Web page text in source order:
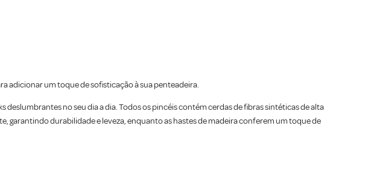
adicionar um toque de sofisticação à sua penteadeira.
deslumbrantes no seu dia a dia. Todos os pincéis contém cerdas de fibras sintéticas de alta
garantindo durabilidade e leveza, enquanto as hastes de madeira conferem um toque de